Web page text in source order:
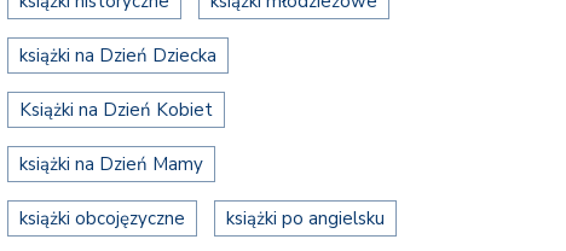
książki na Dzień Dziecka
Książki na Dzień Kobiet
książki na Dzień Mamy
książki obcojęzyczne książki po angielsku